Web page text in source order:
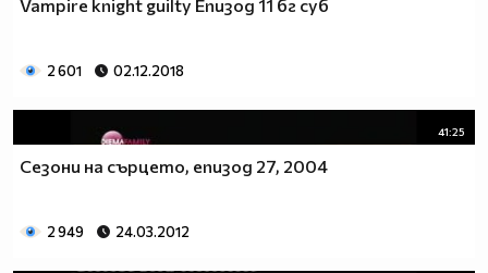
❤ ❤ VAMPIRE KNIGHT ✖ IZATURA NA KISS [{ ANIME }]
(love) (riceball) (love)
Vampire knight guilty Епизод 11 бг суб
2 601 02.12.2018
41:25
Сезони на сърцето, епизод 27, 2004
2 949 24.03.2012